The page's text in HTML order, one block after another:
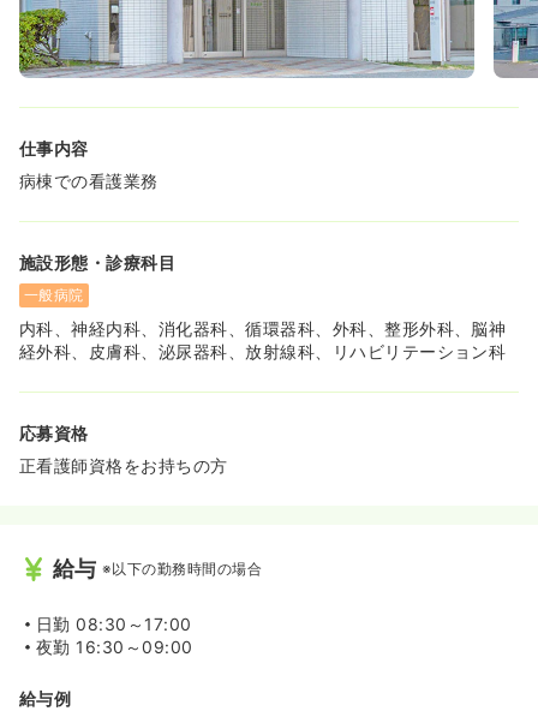
仕事内容
病棟での看護業務
施設形態・診療科目
一般病院
内科、神経内科、消化器科、循環器科、外科、整形外科、脳神
経外科、皮膚科、泌尿器科、放射線科、リハビリテーション科
応募資格
正看護師資格をお持ちの方
給与 ※以下の勤務時間の場合
日勤 08:30～17:00
夜勤 16:30～09:00
給与例